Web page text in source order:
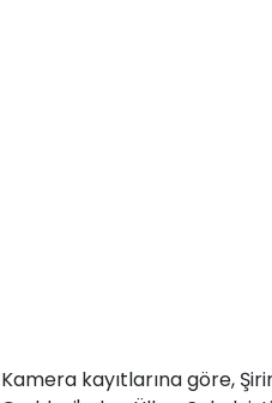
Kamera kayıtlarına göre,